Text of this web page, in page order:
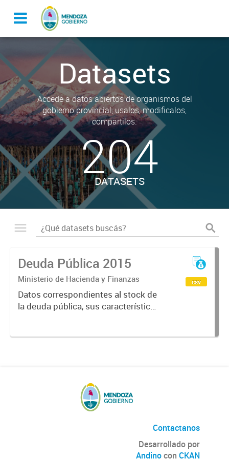
Datasets
Accede a datos abiertos de organismos del
gobierno provincial, usalos, modificalos,
compartilos.
204
DATASETS
Deuda Pública 2015
Ministerio de Hacienda y Finanzas
Datos correspondientes al stock de
la deuda pública, sus características
vigentes, calificaciones al emisor.
csv
Contactanos
Desarrollado por
Andinocon CKAN